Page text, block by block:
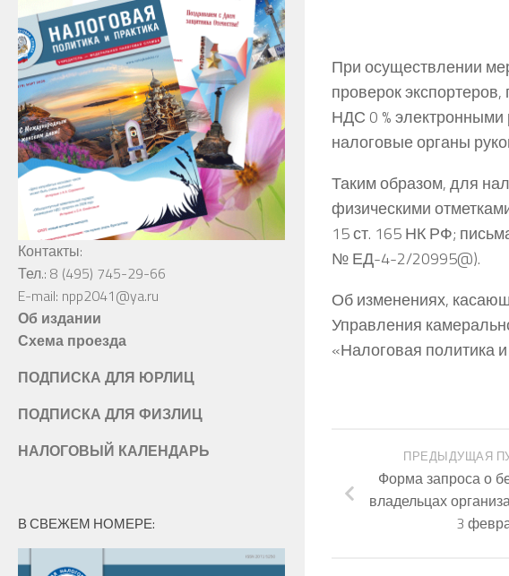
При осуществлении
проверок
НДС 0 %
налоговые органы
Таким образом, для
физическими
15 ст. 165 НК РФ;
№ ЕД-4-2/20995@).
Об изменениях,
Управления
«Налоговая политика и
ПРЕДЫДУЩАЯ
Форма запроса о
владельцах
3
Контакты:
Тел.: 8 (495) 745-29-66
E-mail: npp2041@ya.ru
Об издании
Схема проезда
ПОДПИСКА ДЛЯ ЮРЛИЦ
ПОДПИСКА ДЛЯ ФИЗЛИЦ
НАЛОГОВЫЙ КАЛЕНДАРЬ
В СВЕЖЕМ НОМЕРЕ: